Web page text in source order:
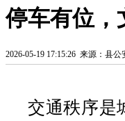
停车有位，
2026-05-19 17:15:26 来源：县公
交通秩序是